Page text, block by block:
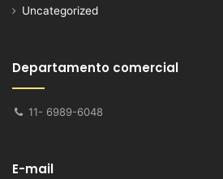
Uncategorized
Departamento comercial
11- 6989-6048
E-mail